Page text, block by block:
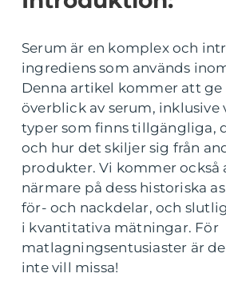
Serum är en komplex och
ingrediens som används
Denna artikel kommer att
överblick av serum, inklusive
typer som finns tillgängliga,
och hur det skiljer sig från
produkter. Vi kommer också
närmare på dess historiska
för- och nackdelar, och
i kvantitativa mätningar. För
matlagningsentusiaster är
inte vill missa!